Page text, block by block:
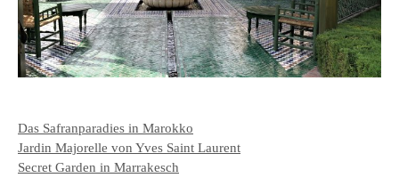
Das Safranparadies in Marokko
Jardin Majorelle von Yves Saint Laurent
Secret Garden in Marrakesch